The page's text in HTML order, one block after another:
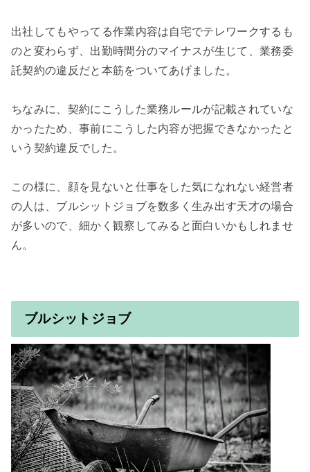
出社してもやってる作業内容は自宅でテレワークするも
のと変わらず、出勤時間分のマイナスが生じて、業務委
託契約の違反だと本筋をついてあげました。
ちなみに、契約にこうした業務ルールが記載されていな
かったため、事前にこうした内容が把握できなかったと
いう契約違反でした。
この様に、顔を見ないと仕事をした気になれない経営者
の人は、ブルシットジョブを数多く生み出す天才の場合
が多いので、細かく観察してみると面白いかもしれませ
ブルシットジョブ